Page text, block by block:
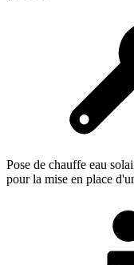
Pose de chauffe eau
pour la mise en place